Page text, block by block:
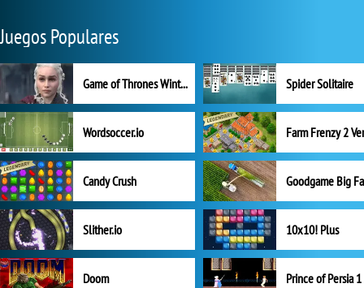
Juegos Populares
Game of Thrones Winter is Coming Spider Solitaire
Wordsoccer.io
Candy Crush Goodgame Big
Slither.io 10x10! Plus
Doom Prince of Persia 1